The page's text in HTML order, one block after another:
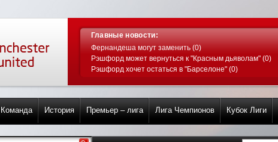
Главные новости:
Фернандеша могут заменить (0)
Рэшфорд может вернуться к "Красным дьяволам" (0)
Рэшфорд хочет остаться в "Барселоне" (0)
Команда История Премьер – лига Лига Чемпионов Кубок Лиги